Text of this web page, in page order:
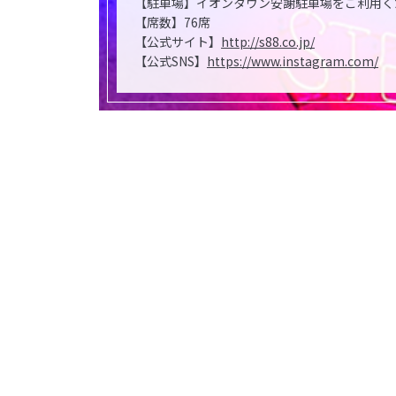
【席数】76席
【公式サイト】 http://s88.co.jp/
【公式SNS】 https://www.instagram.com/